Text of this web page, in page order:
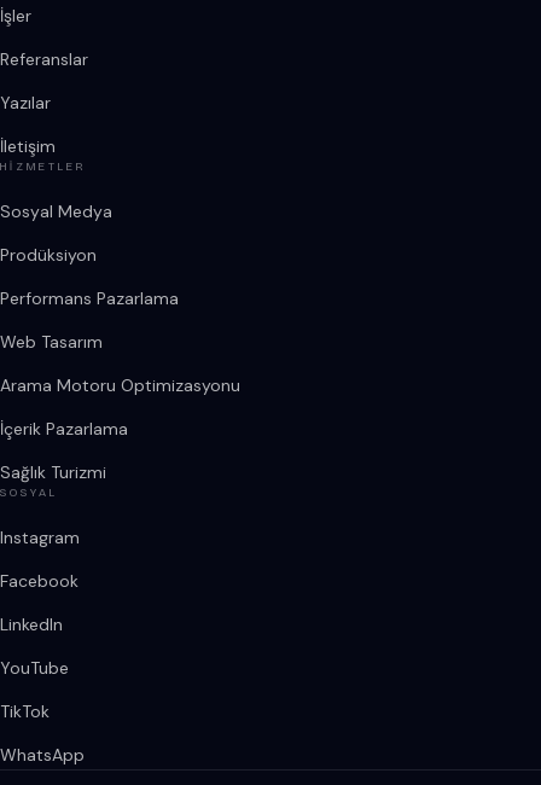
İşler
Referanslar
Yazılar
İletişim
HIZMETLER
Sosyal Medya
Prodüksiyon
Performans Pazarlama
Web Tasarım
Arama Motoru Optimizasyonu
İçerik Pazarlama
Sağlık Turizmi
SOSYAL
Instagram
Facebook
LinkedIn
YouTube
TikTok
WhatsApp